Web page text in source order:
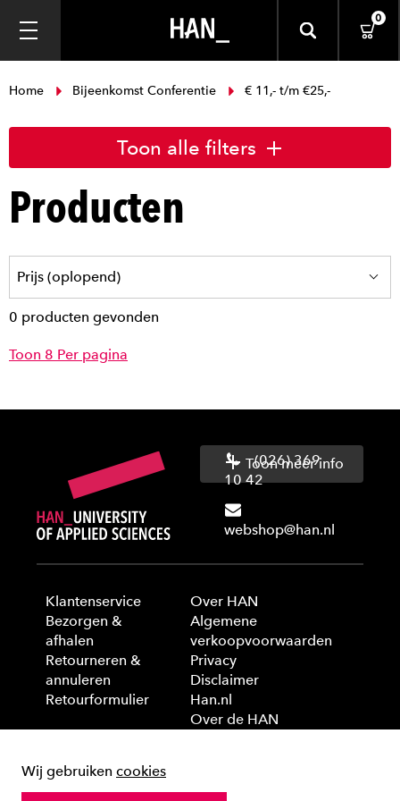
0
Home Bijeenkomst Conferentie € 11,- t/m €25,-
Toon alle filters
Producten
0 producten gevonden
Toon 8 Per pagina
(026) 369
10 42
webshop@han.nl
Toon meer info
Klantenservice
Bezorgen &
afhalen
Retourneren &
annuleren
Retourformulier
Over HAN
Algemene
verkoopvoorwaarden
Privacy
Disclaimer
Han.nl
Over de HAN
© 2025 HAN University of Applied Sciences
Wij gebruiken cookies